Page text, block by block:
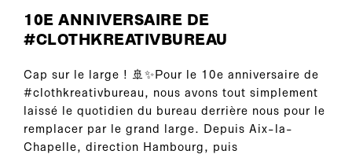
10E ANNIVERSAIRE DE
#CLOTHKREATIVBUREAU
Cap sur le large ! 🚢✨Pour le 10e anniversaire de
#clothkreativbureau, nous avons tout simplement
laissé le quotidien du bureau derrière nous pour le
remplacer par le grand large. Depuis Aix-la-
Chapelle, direction Hambourg, puis